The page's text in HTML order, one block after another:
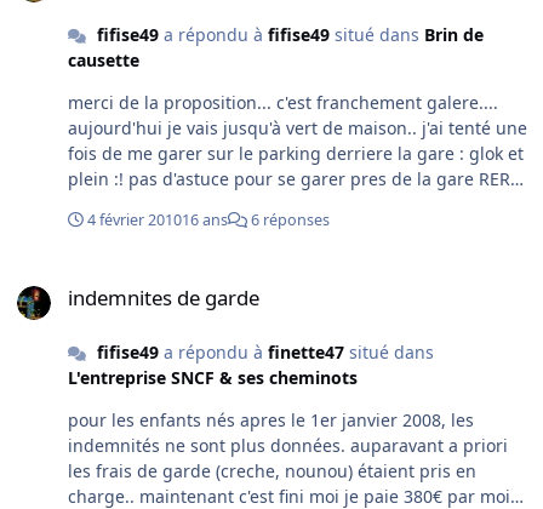
fifise49a répondu à fifise49situé dans Brin de
causette
merci de la proposition... c'est franchement galere....
aujourd'hui je vais jusqu'à vert de maison.. j'ai tenté une
fois de me garer sur le parking derriere la gare : glok et
plein :! pas d'astuce pour se garer pres de la gare RER
4 février 201016 ans 6 réponses
indemnites de garde
fifise49a répondu à finette47situé dans
L'entreprise SNCF & ses cheminots
pour les enfants nés apres le 1er janvier 2008, les
indemnités ne sont plus données. auparavant a priori
les frais de garde (creche, nounou) étaient pris en
charge.. maintenant c'est fini moi je paie 380€ par mois